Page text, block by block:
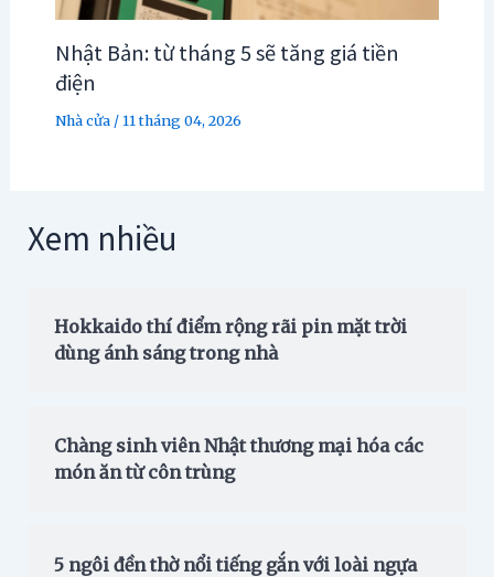
Nhật Bản: từ tháng 5 sẽ tăng giá tiền
điện
Nhà cửa/11 tháng 04, 2026
Xem nhiều
Hokkaido thí điểm rộng rãi pin mặt trời
dùng ánh sáng trong nhà
Chàng sinh viên Nhật thương mại hóa các
món ăn từ côn trùng
5 ngôi đền thờ nổi tiếng gắn với loài ngựa